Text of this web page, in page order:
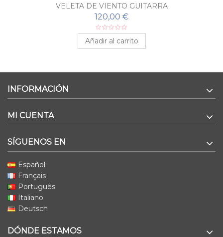
VELETA DE VIENTO GUITARRA
120,00 €
Añadir al carrito
INFORMACIÓN
MI CUENTA
SÍGUENOS EN
Español
Français
Português
Italiano
Deutsch
DÓNDE ESTAMOS